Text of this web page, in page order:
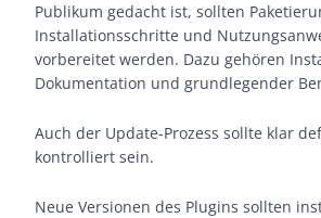
Publikum gedacht ist, sollten
Installationsschritte und
vorbereitet werden. Dazu gehören
Dokumentation und grundlegender
Auch der Update-Prozess sollte klar
kontrolliert sein.
Neue Versionen des Plugins sollten